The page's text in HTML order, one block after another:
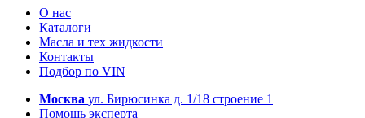
О нас
Каталоги
Масла и тех жидкости
Контакты
Подбор по VIN
Москва ул. Бирюсинка д. 1/18 строение 1
Помощь эксперта